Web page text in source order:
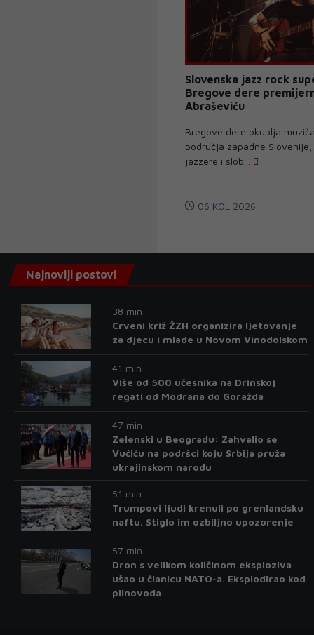
Slovenska jazz rock
Bregove dere
Abraševiću
Bregove dere okuplja
područja zapadne Slovenije,
jazzere i slob...
06 KOL 2026
Najnoviji postovi
38 min
Crveni križ ŽZH organizira ljetovanje
za djecu i mlade u Novom Vinodolskom
41 min
Više od 500 učesnika na Drinskoj
regati od Modrana do Goražda
47 min
Zelenski u Beogradu: Zahvalio se
Vučiću na podršci koju Srbija pruža
ukrajinskom narodu
51 min
Trumpovi ljudi krenuli po grenlandsku
naftu. Stiglo im ozbiljno upozorenje
57 min
Dron s velikom količinom eksploziva
ušao u članicu NATO-a. Eksplodirao kod
plinovoda